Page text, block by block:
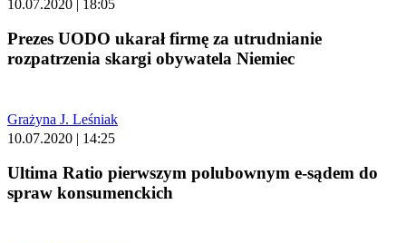
10.07.2020 | 18:05
Prezes UODO ukarał firmę za utrudnianie
rozpatrzenia skargi obywatela Niemiec
Grażyna J. Leśniak
10.07.2020 | 14:25
Ultima Ratio pierwszym polubownym e-sądem do
spraw konsumenckich